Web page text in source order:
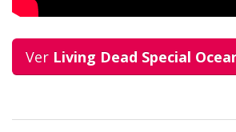
Ver Living Dead Special